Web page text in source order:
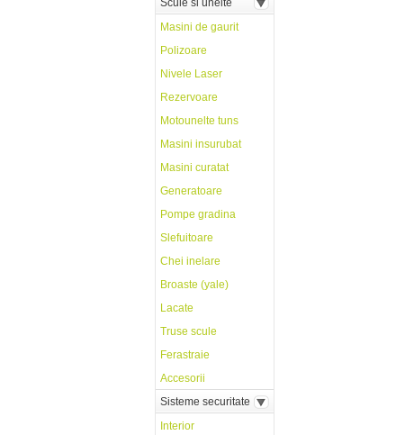
Scule si unelte
Masini de gaurit
Polizoare
Nivele Laser
Rezervoare
Motounelte tuns
Masini insurubat
Masini curatat
Generatoare
Pompe gradina
Slefuitoare
Chei inelare
Broaste (yale)
Lacate
Truse scule
Ferastraie
Accesorii
Sisteme securitate
Interior